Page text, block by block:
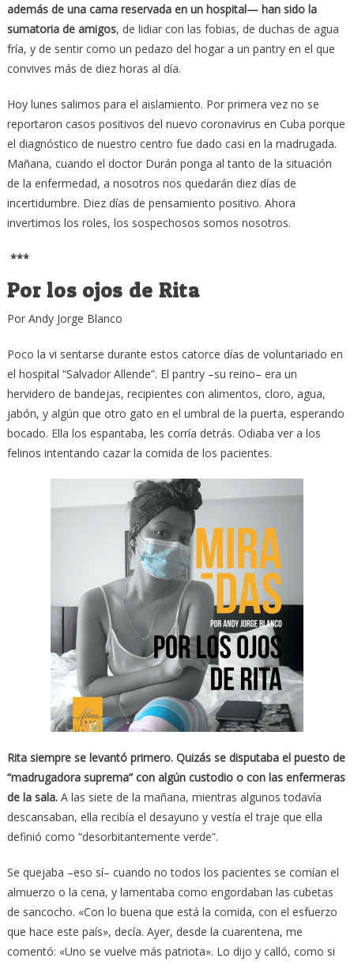
además de una cama reservada en un hospital— han sido la
sumatoria de amigos, de lidiar con las fobias, de duchas de agua
fría, y de sentir como un pedazo del hogar a un pantry en el que
convives más de diez horas al día.
Hoy lunes salimos para el aislamiento. Por primera vez no se
reportaron casos positivos del nuevo coronavirus en Cuba porque
el diagnóstico de nuestro centro fue dado casi en la madrugada.
Mañana, cuando el doctor Durán ponga al tanto de la situación
de la enfermedad, a nosotros nos quedarán diez días de
incertidumbre. Diez días de pensamiento positivo. Ahora
invertimos los roles, los sospechosos somos nosotros.
***
Por los ojos de Rita
Por Andy Jorge Blanco
Poco la vi sentarse durante estos catorce días de voluntariado en
el hospital “Salvador Allende”. El pantry –su reino– era un
hervidero de bandejas, recipientes con alimentos, cloro, agua,
jabón, y algún que otro gato en el umbral de la puerta, esperando
bocado. Ella los espantaba, les corría detrás. Odiaba ver a los
felinos intentando cazar la comida de los pacientes.
Rita siempre se levantó primero. Quizás se disputaba el puesto de
“madrugadora suprema” con algún custodio o con las enfermeras
de la sala.A las siete de la mañana, mientras algunos todavía
descansaban, ella recibía el desayuno y vestía el traje que ella
definió como “desorbitantemente verde”.
Se quejaba –eso sí– cuando no todos los pacientes se comían el
almuerzo o la cena, y lamentaba como engordaban las cubetas
de sancocho. «Con lo buena que está la comida, con el esfuerzo
que hace este país», decía. Ayer, desde la cuarentena, me
comentó: «Uno se vuelve más patriota». Lo dijo y calló, como si